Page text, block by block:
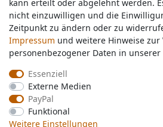
service@nawajo.de
Schreiben Sie uns:
service@nawajo.de
Durchschnittliche Bewertung von
Bewertungsgrundlage des Anbieters: 5
kann erteilt oder abgelehnt werden.
nicht einzuwilligen und die
Zeitpunkt zu ändern oder zu
Impressum und weitere Hinweise zur
personenbezogener Daten in unserer
Essenziell
Externe Medien
PayPal
Funktional
Weitere Einstellungen
kann erteilt oder abgelehnt werden.
nicht einzuwilligen und die
Zeitpunkt zu ändern oder zu
Impressum und weitere Hinweise zur
personenbezogener Daten in unserer
Essenziell
Externe Medien
PayPal
Funktional
Weitere Einstellungen